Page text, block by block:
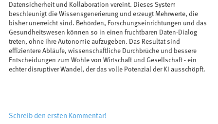
Datensicherheit und Kollaboration vereint. Dieses System
beschleunigt die Wissensgenerierung und erzeugt Mehrwerte, die
bisher unerreicht sind. Behörden, Forschungseinrichtungen und das
Gesundheitswesen können so in einen fruchtbaren Daten-Dialog
treten, ohne ihre Autonomie aufzugeben. Das Resultat sind
effizientere Abläufe, wissenschaftliche Durchbrüche und bessere
Entscheidungen zum Wohle von Wirtschaft und Gesellschaft - ein
echter disruptiver Wandel, der das volle Potenzial der KI ausschöpft.
Schreib den ersten Kommentar!